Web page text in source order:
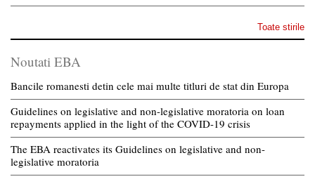
Toate stirile
Noutati EBA
Bancile romanesti detin cele mai multe titluri de stat din Europa
Guidelines on legislative and non-legislative moratoria on loan
repayments applied in the light of the COVID-19 crisis
The EBA reactivates its Guidelines on legislative and non-
legislative moratoria